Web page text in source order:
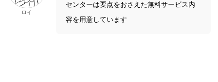
ロイ
センターは要点をおさえた無料サービス内
容を用意しています